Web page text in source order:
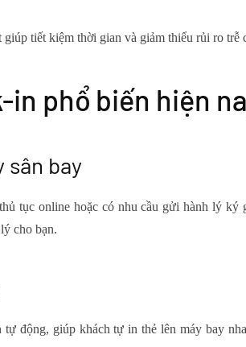
tiết kiệm thời gian và giảm thiểu rủi ro trễ
phổ biến hiện
bay
tục online hoặc có nhu cầu gửi hành lý ký
cho bạn.
động, giúp khách tự in thẻ lên máy bay